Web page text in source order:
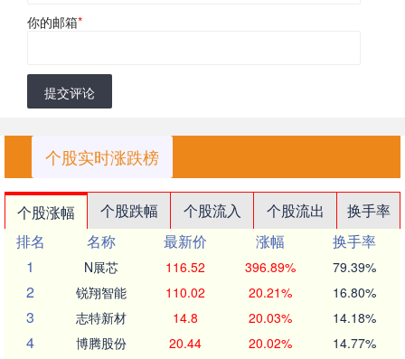
你的邮箱*
提交评论
个股实时涨跌榜
个股涨幅 个股跌幅 个股流入 个股流出
换手率
排名
名称 最新价 涨幅
换手率
1
N展芯 116.52 396.89% 79.39%
2 锐翔智能 110.02 20.21% 16.80%
3 志特新材 14.8 20.03% 14.18%
4 博腾股份 20.44 20.02% 14.77%